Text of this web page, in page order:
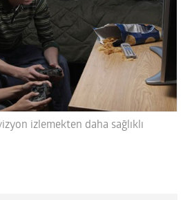
izlemekten daha sağlıklı